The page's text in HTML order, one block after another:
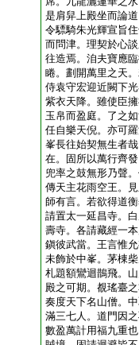
是肩舁上殿坐而論
令驃騎朱光輝宣旨
而問津。理契於心
往造焉。洎夫寶應
睠。劃開萬里之天
侍袁守宏迎近闕下
紫衣天降。雖使臣
玉帛而盈庭。了之
任自樂天倪。亦可
峯長往始契無生者
在。固所以萬行齊
兜率之鼓無形乃聲
傳天主花雨空王。
師有言。若欲得道
請置太一延昌寺。
壽寺。各請藏經一
鎭彼武當。王言惟
未飾於中峯。茅棟
札題額鸞迴鵲飛。
殿之可期。覩瑤臺
奏度天下名山僧。
滿三七人。道門因
數盈萬計用福九重